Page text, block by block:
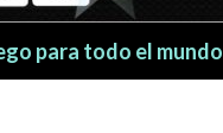
para todo el mundo